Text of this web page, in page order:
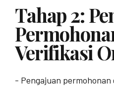
Tahap 2:
Verifikasi
- Pengajuan